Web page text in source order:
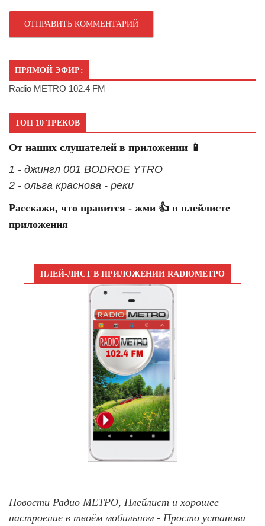
ПРЯМОЙ ЭФИР:
Radio METRO 102.4 FM
ТОП 10 ТРЕКОВ
От наших слушателей в приложении 📱
1 - джингл 001 BODROE YTRO
2 - ольга краснова - реки
Расскажи, что нравится - жми 👍 в плейлисте
приложения
ПЛЕЙ-ЛИСТ В ПРИЛОЖЕНИИ RADIOМЕТРО
Новости Радио МЕТРО, Плейлист и хорошее
настроение в твоём мобильном - Просто установи